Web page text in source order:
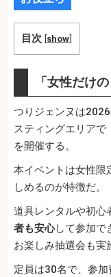
目次 [show]
「女性だけ
つりジェンヌは
スティングエリアで
を開催する。
本イベントは女性限
しめるのが特徴だ。
道具レンタルや初心
者も安心して参加で
お楽しみ抽選会も実
定員は30名で、参